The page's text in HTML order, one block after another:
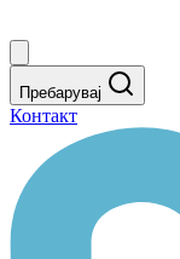
Пребарувај
Контакт